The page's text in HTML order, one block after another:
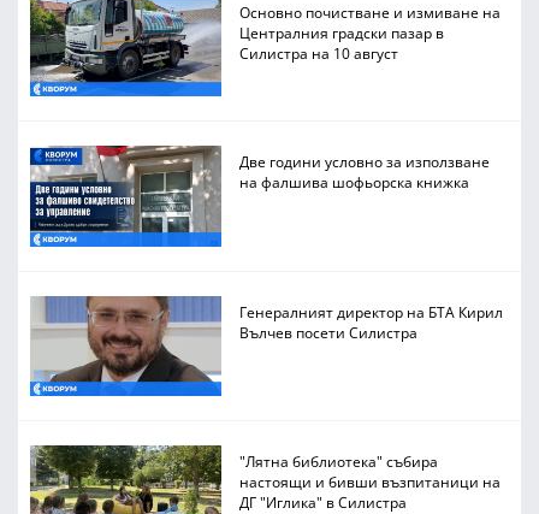
Основно почистване и измиване на
Централния градски пазар в
Силистра на 10 август
Две години условно за използване
на фалшива шофьорска книжка
Генералният директор на БТА Кирил
Вълчев посети Силистра
"Лятна библиотека" събира
настоящи и бивши възпитаници на
ДГ "Иглика" в Силистра